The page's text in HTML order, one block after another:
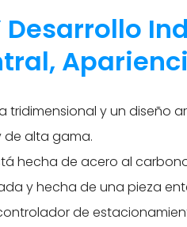
tridimensional y un diseño
de alta gama.
hecha de acero al
y hecha de una pieza
controlador de